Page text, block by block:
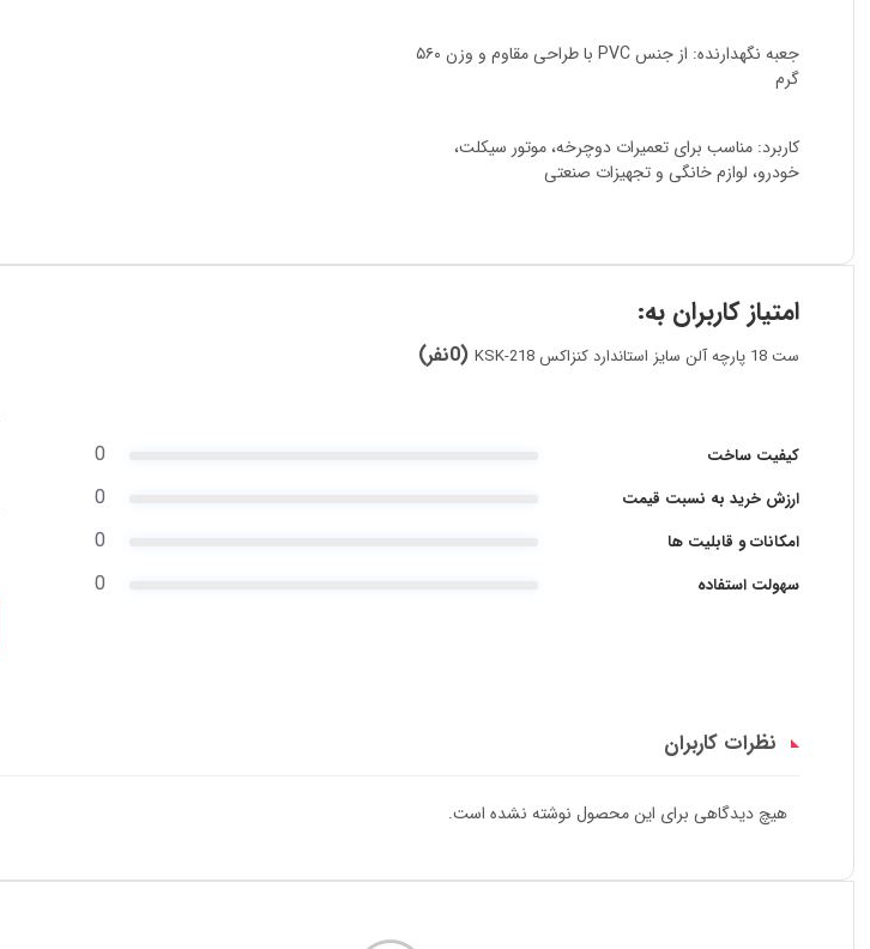
جعبه نگهدارنده: از جنس PVC با طراحی مقاوم و وزن ۵۶۰
گرم
کاربرد: مناسب برای تعمیرات دوچرخه، موتور سیکلت،
خودرو، لوازم خانگی و تجهیزات صنعتی
امتیاز کاربران به:
ست 18 پارچه آلن سایز استاندارد کنزاکس KSK-218 (0نفر)
کیفیت ساخت 0
ارزش خرید به نسبت قیمت 0
امکانات و قابلیت ها 0
سهولت استفاده 0
نظرات کاربران
هیچ دیدگاهی برای این محصول نوشته نشده است.